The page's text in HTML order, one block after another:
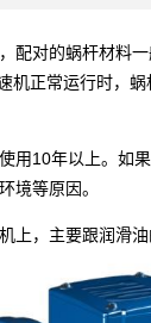
配对的蜗杆材料
正常运行时，
10年以上。如果
境等原因。
上，主要跟润滑